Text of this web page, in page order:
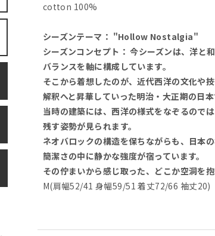
cotton 100%
シーズンテーマ： "Hollow Nostalgia"
シーズンコンセプト： 今シーズンは、洋と
バランスを軸に構成しています。
そこから着想したのが、近代西洋の文化や
解釈へと昇華していった明治・大正期の日本
当時の建築には、西洋の様式をなぞるので
残す姿勢が見られます。
ネオバロックの構造を保ちながらも、日本
簡潔さの中に静かな強度が宿っています。
その佇まいから感じ取った、どこか空洞を
M(肩幅52/41 身幅59/51 着丈72/66 袖丈20)